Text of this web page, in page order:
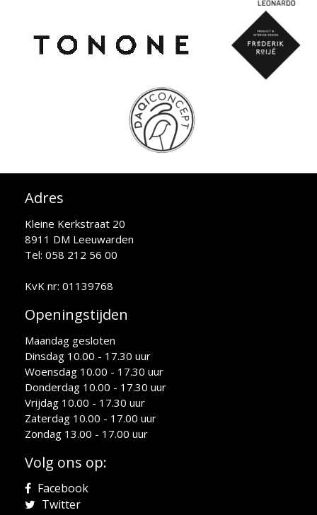
Adres
Kleine Kerkstraat 20
8911 DM Leeuwarden
Tel: 058 212 56 00
KvK nr: 01139768
Openingstijden
Maandag gesloten
Dinsdag 10.00 - 17.30 uur
Woensdag 10.00 - 17.30 uur
Donderdag 10.00 - 17.30 uur
Vrijdag 10.00 - 17.30 uur
Zaterdag 10.00 - 17.00 uur
Zondag 13.00 - 17.00 uur
Volg ons op:
Facebook
Twitter